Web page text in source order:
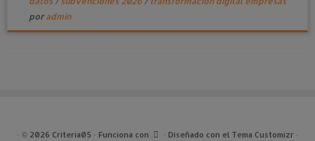
por admin
· © 2026 Criteria05 · Funciona con · Diseñado con el Tema Customizr ·